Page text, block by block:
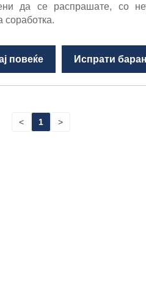
да се распрашате, со
соработка.
повеќе Испрати
< 1 >